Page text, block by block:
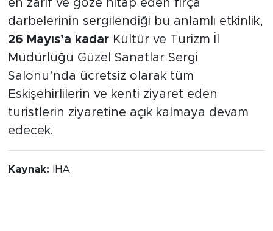
en zarif ve göze hitap eden fırça
darbelerinin sergilendiği bu anlamlı etkinlik,
26 Mayıs’a kadarKültür ve Turizm İl
Müdürlüğü Güzel Sanatlar Sergi
Salonu’nda ücretsiz olarak tüm
Eskişehirlilerin ve kenti ziyaret eden
turistlerin ziyaretine açık kalmaya devam
edecek.
Kaynak: İHA